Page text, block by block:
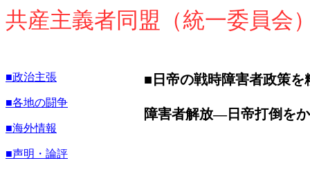
共産主義者同盟（統一委員会
■政治主張
■各地の闘争
■海外情報
■声明・論評
■日帝の戦時障害者政策を
障害者解放―日帝打